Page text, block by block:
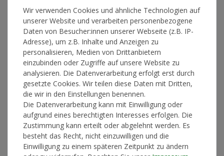
Releasedate: 11.07.25
Artikelnummer15946
GRÖSSE
40,00 €*
Vorverkauf - Lieferzeit in der Artikelbeschreibung
Wir verwenden Cookies und ähnliche Technologien auf
unserer Website und verarbeiten personenbezogene
Daten von Besucher:innen unserer Webseite (z.B. IP-
Adresse), um z.B. Inhalte und Anzeigen zu
personalisieren, Medien von Drittanbietern
einzubinden oder Zugriffe auf unsere Website zu
analysieren. Die Datenverarbeitung erfolgt erst durch
gesetzte Cookies. Wir teilen diese Daten mit Dritten,
die wir in den Einstellungen benennen.
Die Datenverarbeitung kann mit Einwilligung oder
aufgrund eines berechtigten Interesses erfolgen. Die
Zustimmung kann erteilt oder abgelehnt werden. Es
besteht das Recht, nicht einzuwilligen und die
Einwilligung zu einem späteren Zeitpunkt zu ändern